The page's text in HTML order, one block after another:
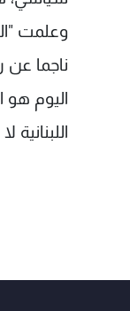
وعلمت
ناجما عن
اليوم هو
اللبنانية